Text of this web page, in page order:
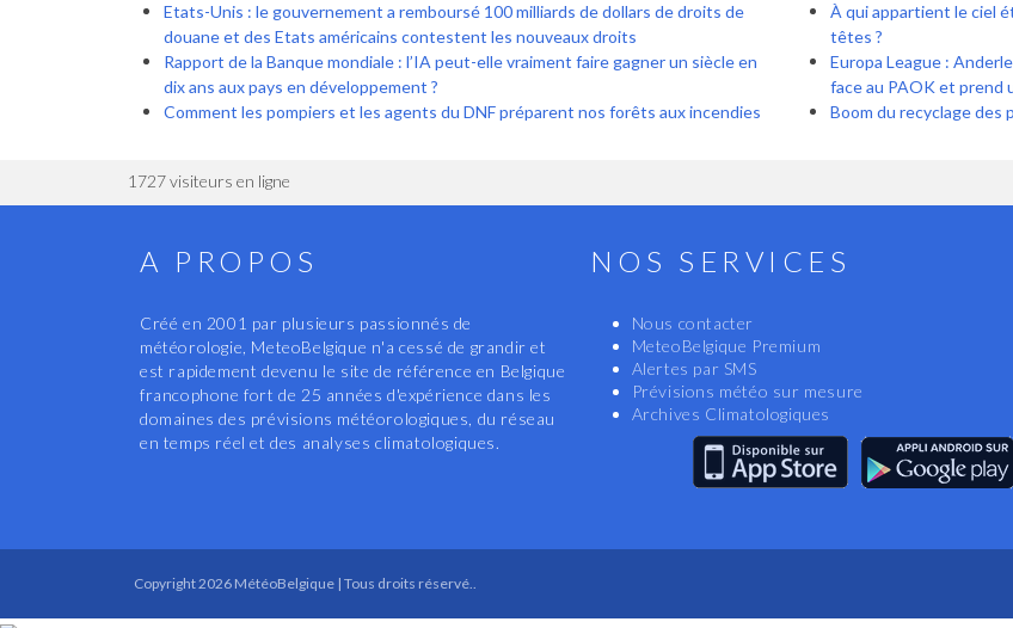
Etats-Unis : le gouvernement a remboursé 100 milliards de dollars de droits de
douane et des Etats américains contestent les nouveaux droits
Rapport de la Banque mondiale : l’IA peut-elle vraiment faire gagner un siècle en
dix ans aux pays en développement ?
Comment les pompiers et les agents du DNF préparent nos forêts aux incendies
À qui appartient le ciel
têtes ?
Europa League :
face au PAOK et prend
Boom du recyclage des
1727 visiteurs en ligne
A PROPOS
Créé en 2001 par plusieurs passionnés de
météorologie, MeteoBelgique n'a cessé de grandir et
est rapidement devenu le site de référence en Belgique
francophone fort de 25 années d'expérience dans les
domaines des prévisions météorologiques, du réseau
en temps réel et des analyses climatologiques.
NOS SERVICES
Nous contacter
MeteoBelgique Premium
Alertes par SMS
Prévisions météo sur mesure
Archives Climatologiques
Copyright 2026 MétéoBelgique | Tous droits réservé..